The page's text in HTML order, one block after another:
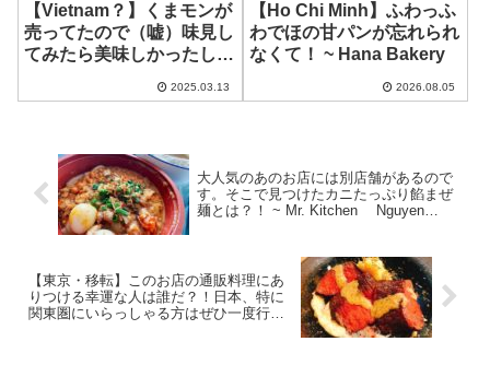
【Vietnam？】くまモンが
売ってたので（嘘）味見し
てみたら美味しかったし気
た！ ~ ぷちっと海苔めんた
2025.03.13
【Ho Chi Minh】ふわっふ
わでほの甘パンが忘れられ
なくて！ ~ Hana Bakery
2026.08.05
大人気のあのお店には別店舗があるので
す。そこで見つけたカニたっぷり餡まぜ
麺とは？！ ~ Mr. Kitchen Nguyen
【東京・移転】このお店の通販料理にあ
りつける幸運な人は誰だ？！日本、特に
関東圏にいらっしゃる方はぜひ一度行っ